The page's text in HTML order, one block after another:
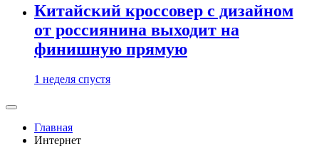
Китайский кроссовер с дизайном
от россиянина выходит на
финишную прямую
1 неделя спустя
Главная
Интернет